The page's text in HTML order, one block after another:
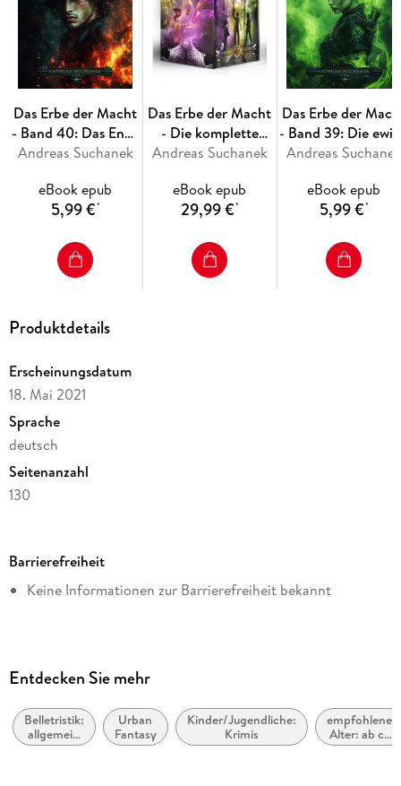
. . . Gewinner des Skoutz-Award 2018!
Das Erbe der Macht erscheint als E-Book und alle drei
Monate als Hardcover-Sammelband.
Das Erbe der Macht
- Band 40: Das Ende
des Weges
Andreas Suchanek
eBook epub
5,99 €*
Das Erbe der Macht
- Die komplette
Schattenchronik
Andreas Suchanek
eBook epub
29,99 €*
Das Erbe der
- Band 39: Die
Flamme
Andreas Suchanek
eBook epub
5,99 €*
Produktdetails
Erscheinungsdatum
18. Mai 2021
Sprache
deutsch
Seitenanzahl
130
Altersempfehlung
ab 12 Jahre
Autor/Autorin
Illustrationen
Elizaveta Nazarova
Barrierefreiheit
Keine Informationen zur Barrierefreiheit bekannt
Entdecken Sie mehr
Belletristik:
allgemein
und
Urban
Fantasy
Kinder/Jugendliche:
Krimis
empfohlenes
Alter: ab ca.
12 Jahre